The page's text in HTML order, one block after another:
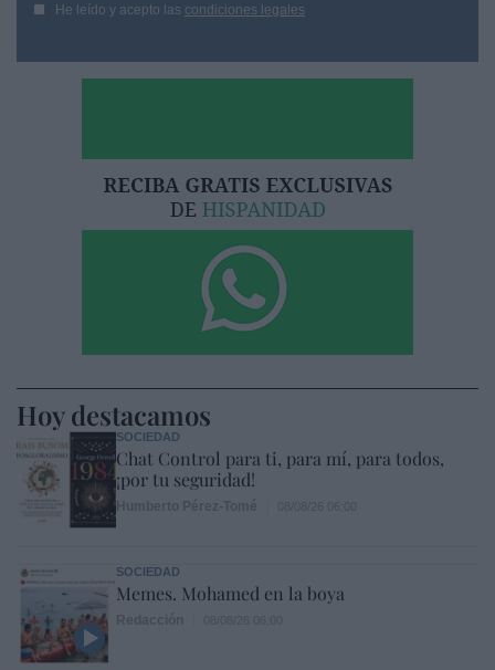
He leído y acepto las condiciones legales
Hoy destacamos
SOCIEDAD
Chat Control para ti, para mí, para todos,
¡por tu seguridad!
SOCIEDAD
Memes. Mohamed en la boya